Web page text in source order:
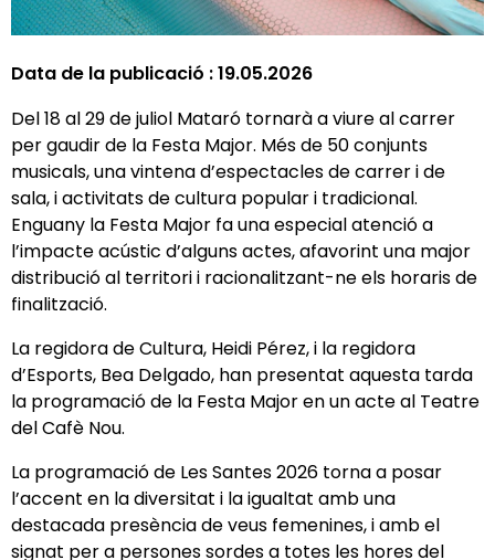
Data de la publicació :19.05.2026
Del 18 al 29 de juliol Mataró tornarà a viure al carrer
per gaudir de la Festa Major. Més de 50 conjunts
musicals, una vintena d’espectacles de carrer i de
sala, i activitats de cultura popular i tradicional.
Enguany la Festa Major fa una especial atenció a
l’impacte acústic d’alguns actes, afavorint una major
distribució al territori i racionalitzant-ne els horaris de
finalització.
La regidora de Cultura, Heidi Pérez, i la regidora
d’Esports, Bea Delgado, han presentat aquesta tarda
la programació de la Festa Major en un acte al Teatre
del Cafè Nou.
La programació de Les Santes 2026 torna a posar
l’accent en la diversitat i la igualtat amb una
destacada presència de veus femenines, i amb el
signat per a persones sordes a totes les hores del